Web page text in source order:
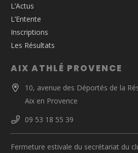
L’Actus
L’Entente
Inscriptions
Les Résultats
AIX ATHLÉ PROVENCE
10, avenue des Déportés de la
Aix en Provence
09 53 18 55 39
Fermeture estivale du secrétariat du